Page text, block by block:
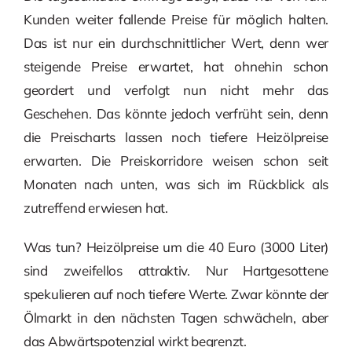
Kunden weiter fallende Preise für möglich halten.
Das ist nur ein durchschnittlicher Wert, denn wer
steigende Preise erwartet, hat ohnehin schon
geordert und verfolgt nun nicht mehr das
Geschehen. Das könnte jedoch verfrüht sein, denn
die Preischarts lassen noch tiefere Heizölpreise
erwarten. Die Preiskorridore weisen schon seit
Monaten nach unten, was sich im Rückblick als
zutreffend erwiesen hat.
Was tun? Heizölpreise um die 40 Euro (3000 Liter)
sind zweifellos attraktiv. Nur Hartgesottene
spekulieren auf noch tiefere Werte. Zwar könnte der
Ölmarkt in den nächsten Tagen schwächeln, aber
das Abwärtspotenzial wirkt begrenzt.